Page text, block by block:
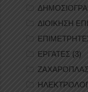
ΔΙΟΙΚΗΣΗ
ΕΡΓΑΤΕΣ (3)